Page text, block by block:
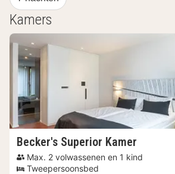
Kamers
Becker's Superior Kamer
Max. 2 volwassenen en 1 kind
Tweepersoonsbed